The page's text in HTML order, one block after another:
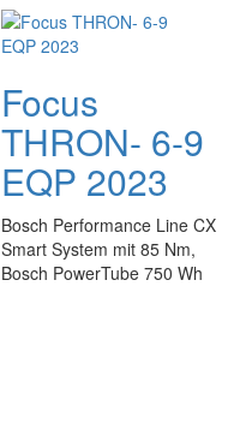
Focus
THRON- 6-9
EQP 2023
Bosch Performance Line CX
Smart System mit 85 Nm,
Bosch PowerTube 750 Wh